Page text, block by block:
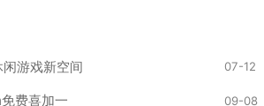
游戏新空间 07-12
费喜加一 09-08